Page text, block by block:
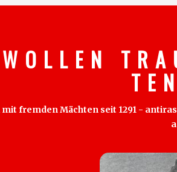
O L L E N T R
T E
fremden Mächten seit 1291 -